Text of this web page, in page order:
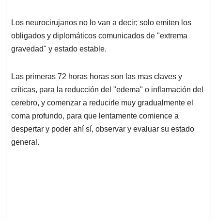
Los neurocirujanos no lo van a decir; solo emiten los
obligados y diplomáticos comunicados de "extrema
gravedad" y estado estable.
Las primeras 72 horas horas son las mas claves y
críticas, para la reducción del "edema" o inflamación del
cerebro, y comenzar a reducirle muy gradualmente el
coma profundo, para que lentamente comience a
despertar y poder ahí sí, observar y evaluar su estado
general.